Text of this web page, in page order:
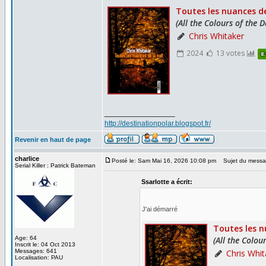
http://destinationpolar.blogspot.fr/
Revenir en haut de page
charlice
Serial Killer : Patrick Bateman
Age: 64
Inscrit le: 04 Oct 2013
Messages: 641
Localisation: PAU
Posté le: Sam Mai 16, 2026 10:08 pm Sujet du
Ssarlotte a écrit:
J'ai démarré